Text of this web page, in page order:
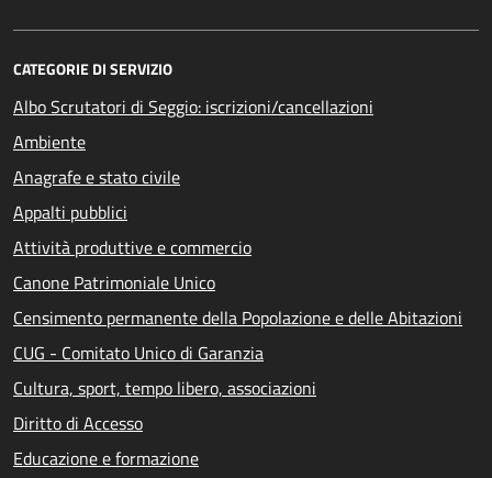
CATEGORIE DI SERVIZIO
Albo Scrutatori di Seggio: iscrizioni/cancellazioni
Ambiente
Anagrafe e stato civile
Appalti pubblici
Attività produttive e commercio
Canone Patrimoniale Unico
Censimento permanente della Popolazione e delle Abitazioni
CUG - Comitato Unico di Garanzia
Cultura, sport, tempo libero, associazioni
Diritto di Accesso
Educazione e formazione